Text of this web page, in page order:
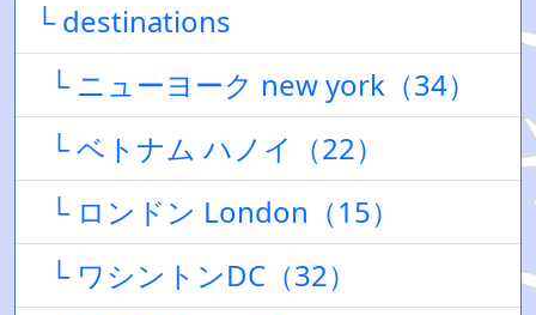
└ destinations
└ ニューヨーク new york（34）
└ ベトナム ハノイ（22）
└ ロンドン London（15）
└ ワシントンDC（32）